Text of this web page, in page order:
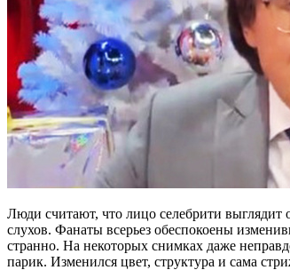
Люди считают, что лицо селебрити
слухов. Фанаты всерьез обеспокоены
странно. На некоторых снимках даже
парик. Изменился цвет, структура и сама